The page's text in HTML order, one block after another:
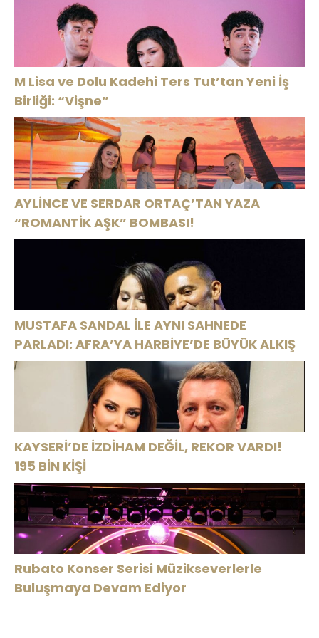
High”
M Lisa ve Dolu Kadehi Ters Tut’tan Yeni İş
Birliği: “Vişne”
AYLİNCE VE SERDAR ORTAÇ’TAN YAZA
“ROMANTİK AŞK” BOMBASI!
MUSTAFA SANDAL İLE AYNI SAHNEDE
PARLADI: AFRA’YA HARBİYE’DE BÜYÜK ALKIŞ
KAYSERİ’DE İZDİHAM DEĞİL, REKOR VARDI!
195 BİN KİŞİ
Rubato Konser Serisi Müzikseverlerle
Buluşmaya Devam Ediyor